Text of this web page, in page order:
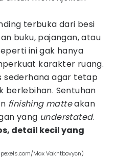
terbuka dari besi
buku, pajangan, atau
ini gak hanya
karakter ruang.
sederhana agar tetap
berlebihan. Sentuhan
finishing matteakan
yang understated.
detail kecil yang
Max Vakhtbovycn)